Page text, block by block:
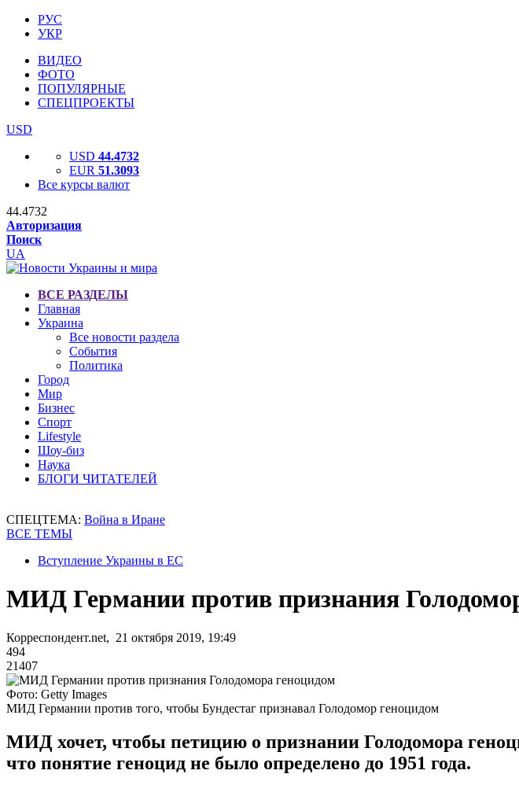
РУС
УКР
ВИДЕО
ФОТО
ПОПУЛЯРНЫЕ
СПЕЦПРОЕКТЫ
USD
USD 44.4732
EUR 51.3093
Все курсы валют
44.4732
Авторизация
Поиск
UA
ВСЕ РАЗДЕЛЫ
Главная
Украина
Все новости раздела
События
Политика
Город
Мир
Бизнес
Спорт
Lifestyle
Шоу-биз
Наука
БЛОГИ ЧИТАТЕЛЕЙ
СПЕЦТЕМА: Война в Иране
ВСЕ ТЕМЫ
Вступление Украины в ЕС
МИД Германии против признания
Корреспондент.net, 21 октября 2019, 19:49
494
21407
Фото: Getty Images
МИД Германии против того, чтобы Бундестаг признавал Голодомор геноцидом
МИД хочет, чтобы петицию о признании Голодомора
что понятие геноцид не было определено до 1951 года.